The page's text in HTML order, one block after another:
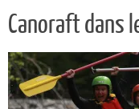
Canoraft dans